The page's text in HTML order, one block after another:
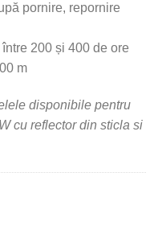
pornire, repornire
200 și 400 de ore
m
disponibile pentru
cu reflector din sticla si